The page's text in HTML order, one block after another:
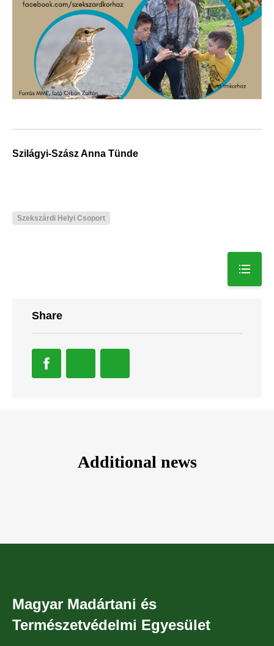
Szilágyi-Szász Anna Tünde
Szekszárdi Helyi Csoport
Share
Additional news
Magyar Madártani és
Természetvédelmi Egyesület